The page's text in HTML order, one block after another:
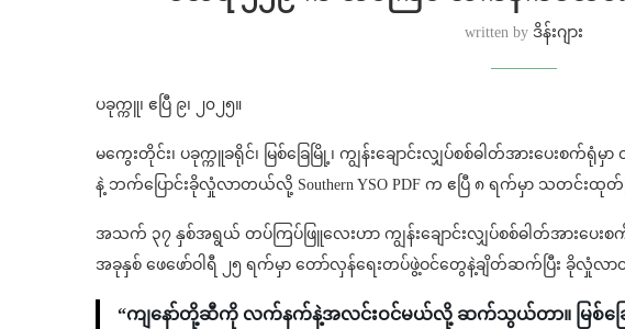
written by ဒိန်းဂျား
ပခုက္ကူ၊ ဧပြီ ၉၊ ၂၀၂၅။
မကွေးတိုင်း၊ ပခုက္ကူခရိုင်၊ မြစ်ခြေမြို့၊ ကျွန်းချောင်းလျှပ်စစ်ဓါတ်အားပေးစ
နဲ့ ဘက်ပြောင်းခိုလှုံလာတယ်လို့ Southern YSO PDF က ဧပြီ ၈ ရက်မှာ သတင်းထု
အသက် ၃၇ နှစ်အရွယ် တပ်ကြပ်ဖြူလေးဟာ ကျွန်းချောင်းလျှပ်စစ်ဓါတ်အားပေးစက်
အခုနှစ် ဖေဖော်ဝါရီ ၂၅ ရက်မှာ တော်လှန်ရေးတပ်ဖွဲ့ဝင်တွေနဲ့ချိတ်ဆက်ပြီး ခိုလှုံ
“ကျနော်တို့ဆီကို လက်နက်နဲ့အလင်းဝင်မယ်လို့ ဆက်သွယ်တာ။ မြစ်ခြေမြို့